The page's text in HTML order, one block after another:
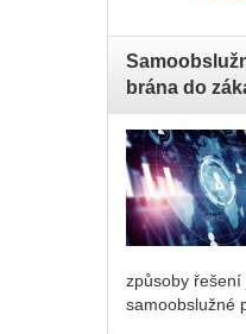
brána do
způsoby řešení
sa­mo­ob­služ­né